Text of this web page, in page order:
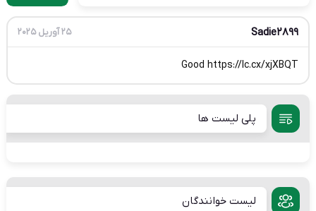
Sadie2899 25 آوریل 2025
Good https://lc.cx/xjXBQT
پلی لیست ها
لیست خوانندگان